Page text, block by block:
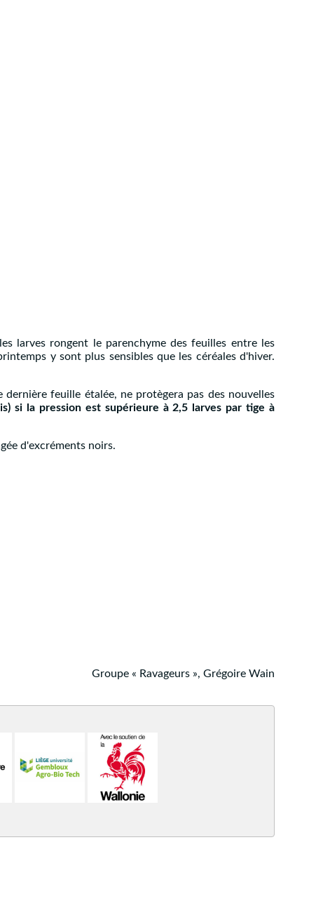
larves rongent le parenchyme des feuilles entre les
y sont plus sensibles que les céréales d'hiver.
feuille étalée, ne protègera pas des nouvelles
si la pression est supérieure à 2,5 larves par tige à
d'excréments noirs.
Groupe « Ravageurs », Grégoire Wain